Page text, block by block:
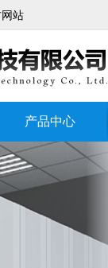
站
产品中心